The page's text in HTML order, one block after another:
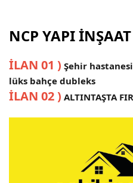
NCP YAPI
İLAN 01 ) Şehir
lüks bahçe dubleks
İLAN 02 ) ALTINTAŞTA